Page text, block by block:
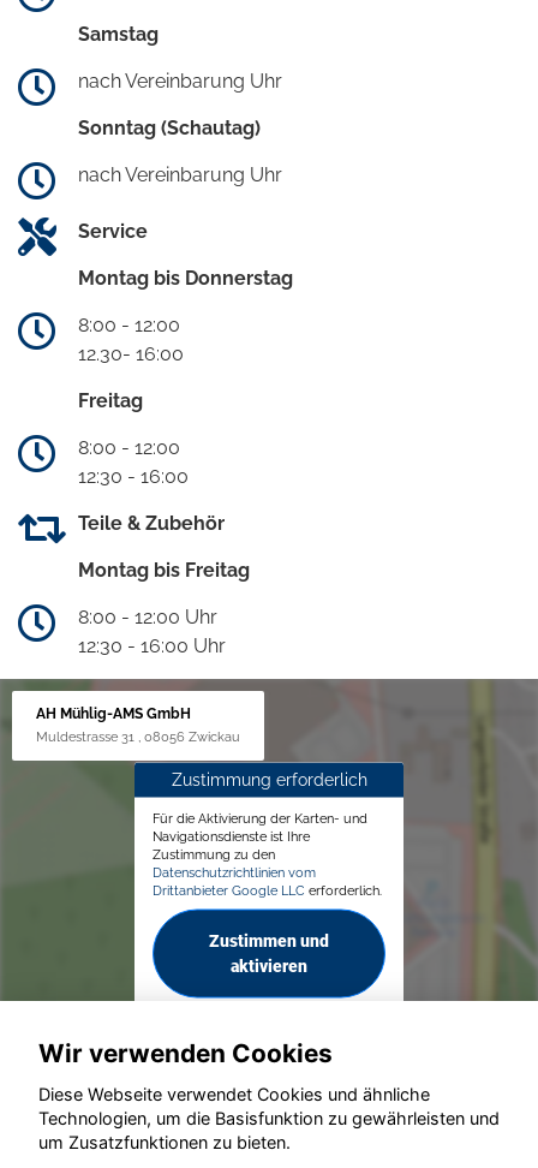
Samstag
nach Vereinbarung Uhr
Sonntag (Schautag)
nach Vereinbarung Uhr
Service
Montag bis Donnerstag
8:00 - 12:00
12.30- 16:00
Freitag
8:00 - 12:00
12:30 - 16:00
Teile & Zubehör
Montag bis Freitag
8:00 - 12:00 Uhr
12:30 - 16:00 Uhr
AH Mühlig-AMS GmbH
Muldestrasse 31 , 08056 Zwickau
Zustimmung erforderlich
Für die Aktivierung der Karten- und
Navigationsdienste ist Ihre
Zustimmung zu den
Datenschutzrichtlinien vom
Drittanbieter Google LLC erforderlich.
Zustimmen und
aktivieren
© konjunkturmotor.de GmbH 2020 - 2026
Wir verwenden Cookies
Diese Webseite verwendet Cookies und ähnliche
Technologien, um die Basisfunktion zu gewährleisten und
um Zusatzfunktionen zu bieten.